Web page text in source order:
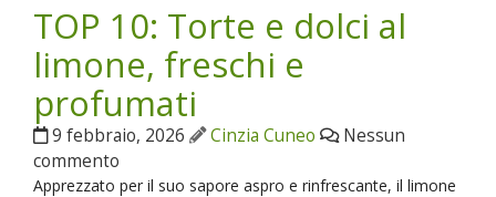
TOP 10: Torte e dolci al
limone, freschi e
profumati
9 febbraio, 2026 Cinzia Cuneo
Nessun
commento
Apprezzato per il suo sapore aspro e rinfrescante, il limone